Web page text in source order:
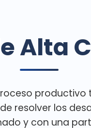
Alta
productivo
resolver los
y con una